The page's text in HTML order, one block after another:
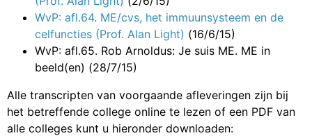
WvP: afl.64. ME/cvs, het immuunsysteem en de
celfuncties (Prof. Alan Light) (16/6/15)
WvP: afl.65. Rob Arnoldus: Je suis ME. ME in
beeld(en) (28/7/15)
Alle transcripten van voorgaande afleveringen zijn bij
het betreffende college online te lezen of een PDF van
alle colleges kunt u hieronder downloaden: